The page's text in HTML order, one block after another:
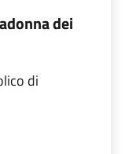
dei
di